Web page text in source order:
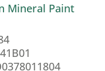
Mineral Paint